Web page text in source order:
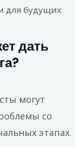
для будущих
дать
могут
со
этапах.